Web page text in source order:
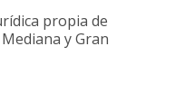
propia de
y Gran